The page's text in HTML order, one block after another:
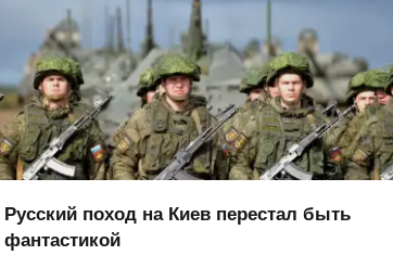
Русский поход на Киев перестал быть
фантастикой